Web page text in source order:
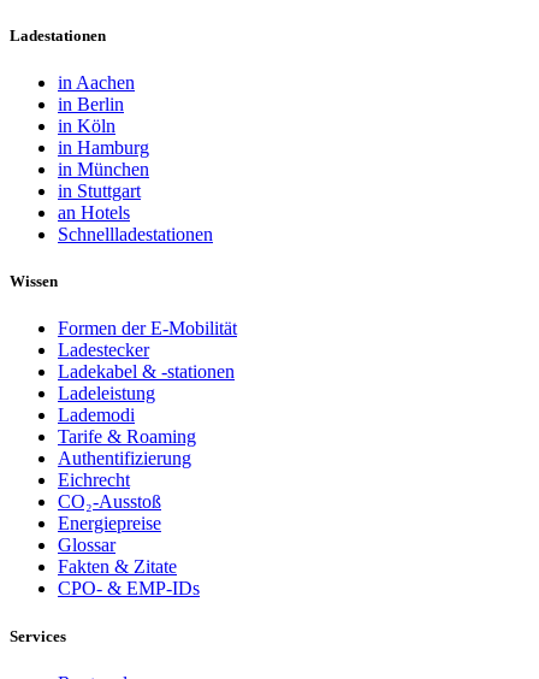
Ladestationen
in Aachen
in Berlin
in Köln
in Hamburg
in München
in Stuttgart
an Hotels
Schnellladestationen
Wissen
Formen der E-Mobilität
Ladestecker
Ladekabel & -stationen
Ladeleistung
Lademodi
Tarife & Roaming
Authentifizierung
Eichrecht
CO₂-Ausstoß
Energiepreise
Glossar
Fakten & Zitate
CPO- & EMP-IDs
Services